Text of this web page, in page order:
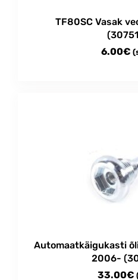
TF80SC Vasak
6.00€
Automaatkäigukasti
2006-
33.00€